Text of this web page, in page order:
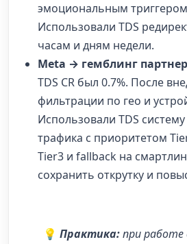
эмоциональным
Использовали TDS
часам и дням недели.
Meta → гемблинг
TDS CR был 0.7%. После
фильтрации по гео и
Использовали TDS
трафика с приоритетом
Tier3 и fallback на
сохранить открутку и
💡 Практика:при работе